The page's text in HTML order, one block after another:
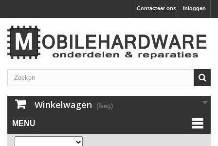
Inloggen
Contacteer ons
Winkelwagen (leeg)
MENU